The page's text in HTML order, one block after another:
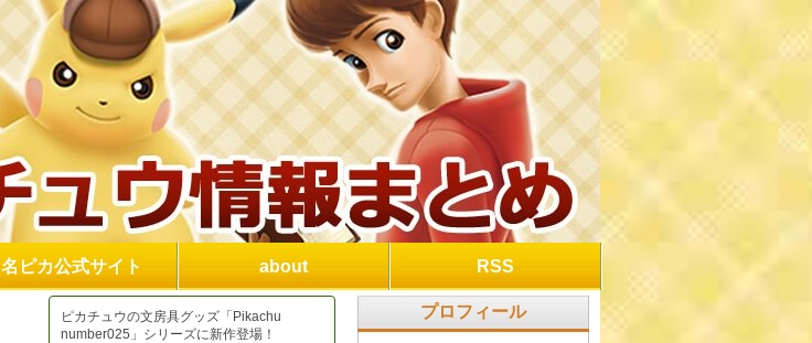
名ピカ公式サイト about RSS
ピカチュウの文房具グッズ「Pikachu
number025」シリーズに新作登場！
プロフィール